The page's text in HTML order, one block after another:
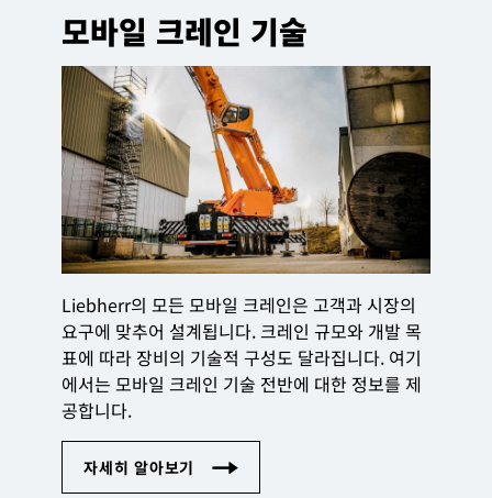
모바일 크레인 기술
Liebherr의 모든 모바일 크레인은 고객과 시장의
요구에 맞추어 설계됩니다. 크레인 규모와 개발 목
표에 따라 장비의 기술적 구성도 달라집니다. 여기
에서는 모바일 크레인 기술 전반에 대한 정보를 제
공합니다.